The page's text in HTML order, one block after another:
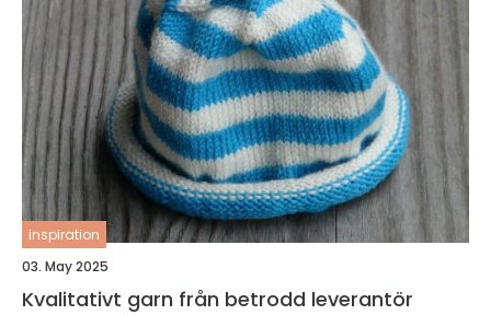
inspiration
03. May 2025
Kvalitativt garn från betrodd leverantör